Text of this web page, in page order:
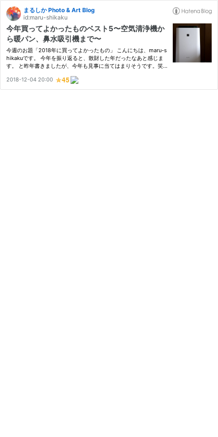
まるしか Photo & Art Blog
id:maru-shikaku
今年買ってよかったものベスト5〜空気清浄機か
ら暖パン、鼻水吸引機まで〜
今週のお題「2018年に買ってよかったもの」 こんにちは、maru-s
hikakuです。 今年を振り返ると、散財した年だったなあと感じま
す。 と昨年書きましたが、今年も見事に当てはまりそうです。笑
生まれてベビー用品を揃えるなど、特定の分野のものを多く買った
な…
2018-12-04 20:00